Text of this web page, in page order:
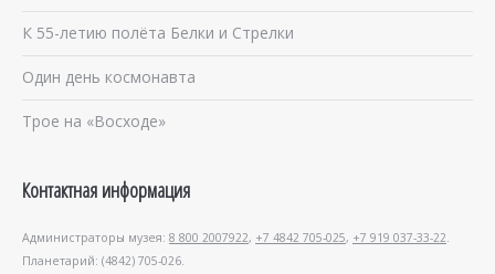
К 55-летию полёта Белки и Стрелки
Один день космонавта
Трое на «Восходе»
Контактная информация
Администраторы музея: 8 800 2007922, +7 4842 705-025, +7 919 037-33-22.
Планетарий: (4842) 705-026.